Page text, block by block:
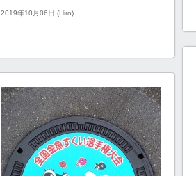
2019年10月06日 (Hiro)